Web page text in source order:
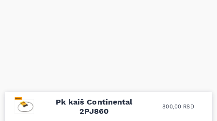
Pk kaiš Continental
2PJ860
800,00 RSD